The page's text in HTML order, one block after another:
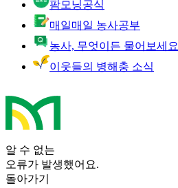
팜모닝공식
매일매일 농사공부
농사, 무엇이든 물어보세요
이웃들의 병해충 소식
알 수 없는
오류가 발생했어요.
돌아가기